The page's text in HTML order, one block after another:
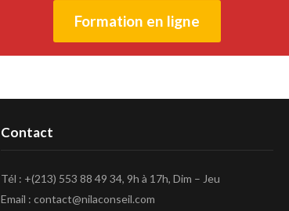
Formation en ligne
Contact
Tél : +(213) 553 88 49 34, 9h à 17h, Dim – Jeu
Email : contact@nilaconseil.com